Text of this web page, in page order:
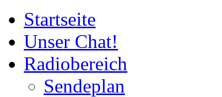
Startseite
Unser Chat!
Radiobereich
Sendeplan